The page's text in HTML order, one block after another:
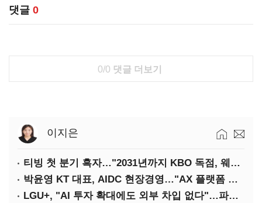
댓글 0
0/0 댓글 더보기
이지은
티빙 첫 분기 흑자…"2031년까지 KBO 독점, 웨이브 합병도 속도"
박윤영 KT 대표, AIDC 현장경영…"AX 플랫폼 핵심 인프라로 키운다"
LGU+, "AI 투자 확대에도 외부 차입 없다"…파주 AIDC 수익성 자신